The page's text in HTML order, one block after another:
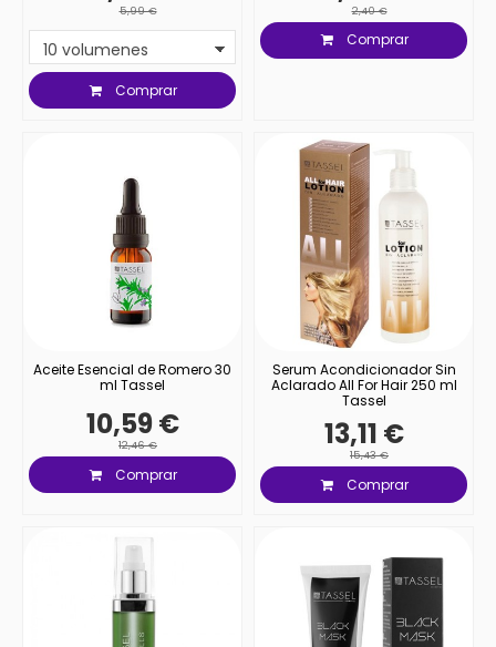
5,99 €
Comprar
2,40 €
Comprar
Aceite Esencial de Romero 30
ml Tassel
10,59 €
12,46 €
Comprar
Serum Acondicionador Sin
Aclarado All For Hair 250 ml
Tassel
13,11 €
15,43 €
Comprar